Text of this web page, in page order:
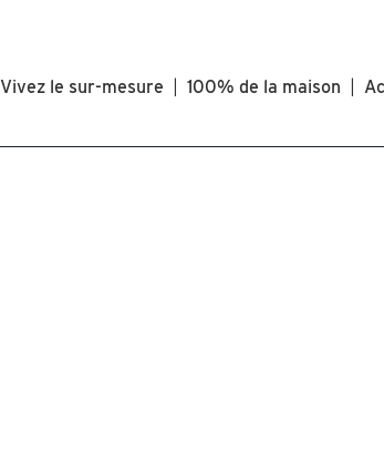
Vivez le sur-mesure 100% de la maison